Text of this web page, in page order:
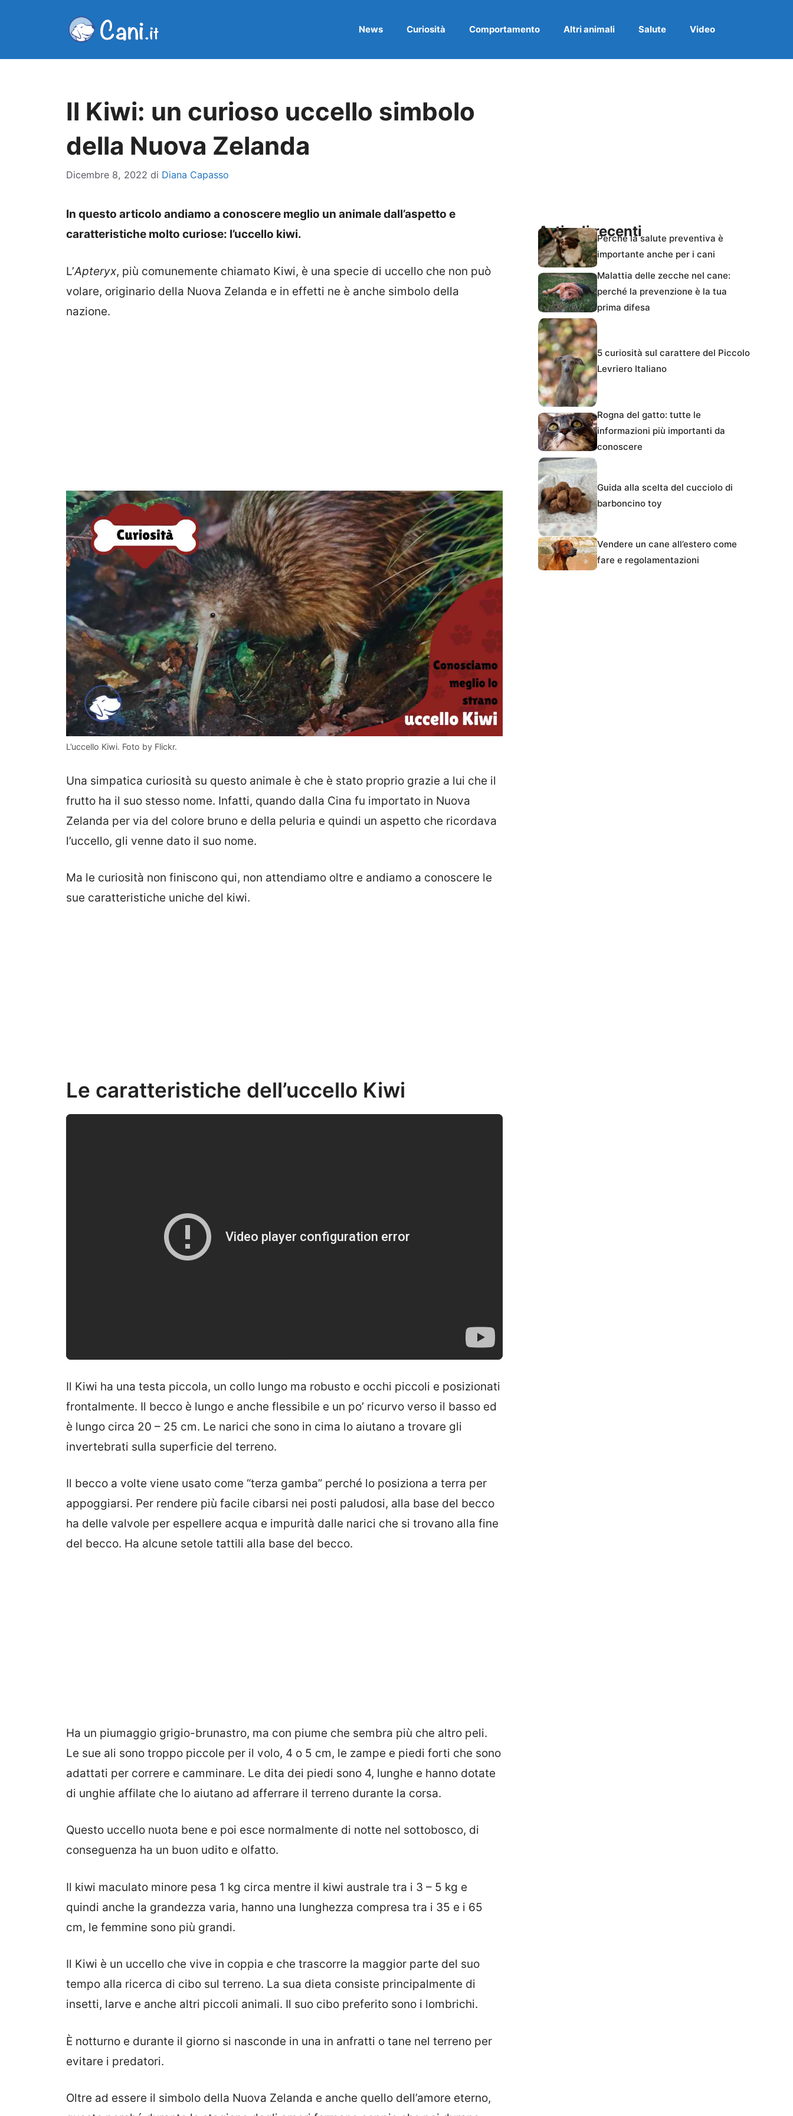
News Curiosità Comportamento Altri animali Salute Video
Il Kiwi: un curioso uccello simbolo
della Nuova Zelanda
Dicembre 8, 2022 di Diana Capasso
In questo articolo andiamo a conoscere meglio un animale dall’aspetto e
caratteristiche molto curiose: l’uccello kiwi.
L’Apteryx, più comunemente chiamato Kiwi, è una specie di uccello che non può
volare, originario della Nuova Zelanda e in effetti ne è anche simbolo della
nazione.
L’uccello Kiwi. Foto by Flickr.
Una simpatica curiosità su questo animale è che è stato proprio grazie a lui che il
frutto ha il suo stesso nome. Infatti, quando dalla Cina fu importato in Nuova
Zelanda per via del colore bruno e della peluria e quindi un aspetto che ricordava
l’uccello, gli venne dato il suo nome.
Ma le curiosità non finiscono qui, non attendiamo oltre e andiamo a conoscere le
sue caratteristiche uniche del kiwi.
Le caratteristiche dell’uccello Kiwi
Il Kiwi ha una testa piccola, un collo lungo ma robusto e occhi piccoli e posizionati
frontalmente. Il becco è lungo e anche flessibile e un po’ ricurvo verso il basso ed
è lungo circa 20 – 25 cm. Le narici che sono in cima lo aiutano a trovare gli
invertebrati sulla superficie del terreno.
Il becco a volte viene usato come “terza gamba” perché lo posiziona a terra per
appoggiarsi. Per rendere più facile cibarsi nei posti paludosi, alla base del becco
ha delle valvole per espellere acqua e impurità dalle narici che si trovano alla fine
del becco. Ha alcune setole tattili alla base del becco.
Ha un piumaggio grigio-brunastro, ma con piume che sembra più che altro peli.
Le sue ali sono troppo piccole per il volo, 4 o 5 cm, le zampe e piedi forti che sono
adattati per correre e camminare. Le dita dei piedi sono 4, lunghe e hanno dotate
di unghie affilate che lo aiutano ad afferrare il terreno durante la corsa.
Questo uccello nuota bene e poi esce normalmente di notte nel sottobosco, di
conseguenza ha un buon udito e olfatto.
Il kiwi maculato minore pesa 1 kg circa mentre il kiwi australe tra i 3 – 5 kg e
quindi anche la grandezza varia, hanno una lunghezza compresa tra i 35 e i 65
cm, le femmine sono più grandi.
Il Kiwi è un uccello che vive in coppia e che trascorre la maggior parte del suo
tempo alla ricerca di cibo sul terreno. La sua dieta consiste principalmente di
insetti, larve e anche altri piccoli animali. Il suo cibo preferito sono i lombrichi.
È notturno e durante il giorno si nasconde in una in anfratti o tane nel terreno per
evitare i predatori.
Oltre ad essere il simbolo della Nuova Zelanda e anche quello dell’amore eterno,
Articoli recentiPerché la salute preventiva è
importante anche per i cani
Malattia delle zecche nel cane:
perché la prevenzione è la tua
prima difesa
5 curiosità sul carattere del Piccolo
Levriero Italiano
Rogna del gatto: tutte le
informazioni più importanti da
conoscere
Guida alla scelta del cucciolo di
barboncino toy
Vendere un cane all’estero come
fare e regolamentazioni